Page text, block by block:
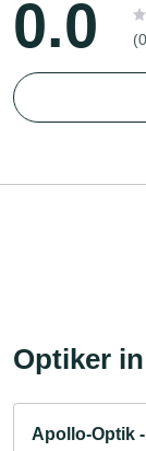
0.0
Optiker
Apollo-Optik